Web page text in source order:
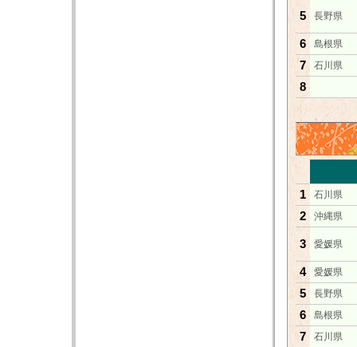
5 長野県
6 島根県
7 石川県
8
1 石川県
2 沖縄県
3 愛媛県
4 愛媛県
5 長野県
6 島根県
7 石川県